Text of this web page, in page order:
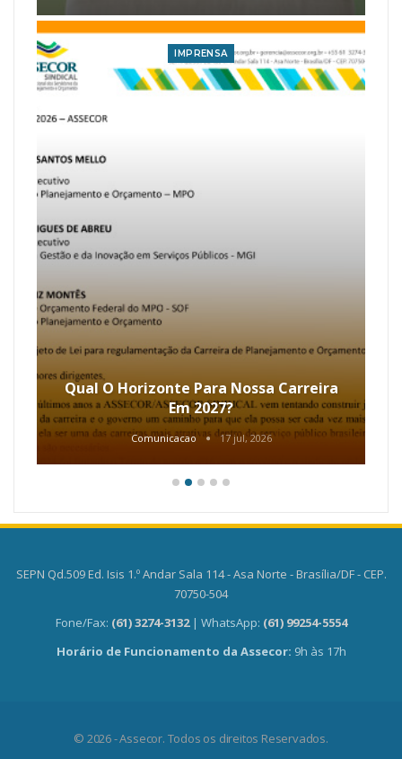
IMPRENSA
Qual O Horizonte Para Nossa Carreira
Em 2027?
Comunicacao 17 jul, 2026
SEPN Qd.509 Ed. Isis 1.º Andar Sala 114 - Asa Norte - Brasília/DF - CEP.
70750-504
Fone/Fax: (61) 3274-3132 | WhatsApp: (61) 99254-5554
Horário de Funcionamento da Assecor: 9h às 17h
© 2026 - Assecor. Todos os direitos Reservados.